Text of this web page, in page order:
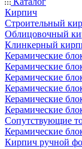
Кирпич
Строительный
Облицовочный
Клинкерный
Керамические
Керамические
Керамические
Керамические
Керамические
Керамические
Сопутствующие
Керамические
Кирпич ручной